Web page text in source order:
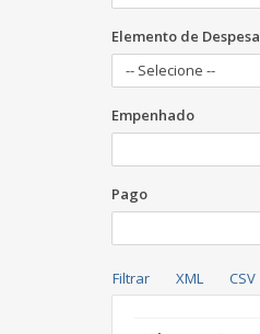
Elemento de Despesa
-- Selecione --
Empenhado
Pago